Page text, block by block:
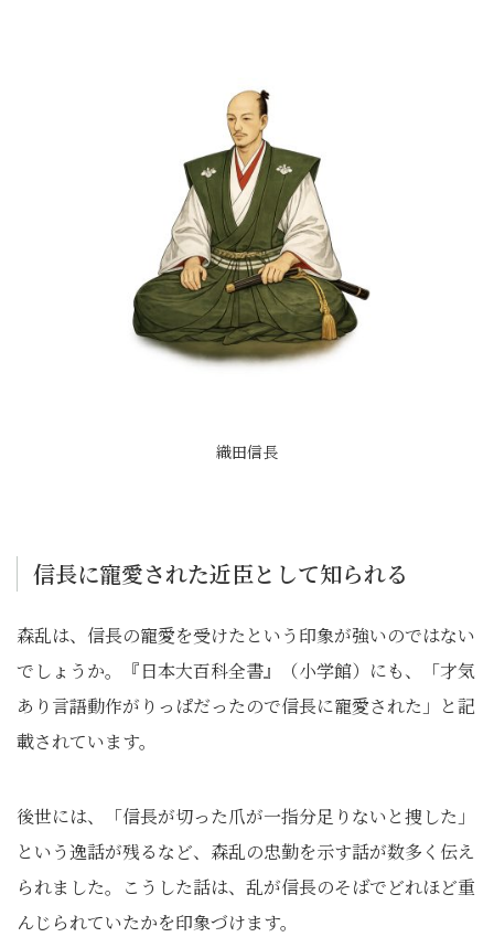
織田信長
信長に寵愛された近臣として知られる
森乱は、信長の寵愛を受けたという印象が強いのではない
でしょうか。『日本大百科全書』（小学館）にも、「才気
あり言語動作がりっぱだったので信長に寵愛された」と記
載されています。
後世には、「信長が切った爪が一指分足りないと捜した」
という逸話が残るなど、森乱の忠勤を示す話が数多く伝え
られました。こうした話は、乱が信長のそばでどれほど重
んじられていたかを印象づけます。